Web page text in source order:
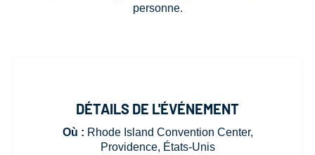
personne.
DÉTAILS DE L'ÉVÉNEMENT
Où : Rhode Island Convention Center,
Providence, États-Unis